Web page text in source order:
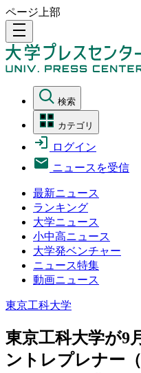
ページ上部
density_medium
検索
カテゴリ
ログイン
ニュースを受信
最新ニュース
ランキング
大学ニュース
小中高ニュース
大学発ベンチャー
ニュース特集
動画ニュース
東京工科大学
東京工科大学が9
ントレプレナー